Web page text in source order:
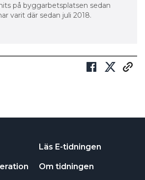
på byggarbetsplatsen sedan
varit där sedan juli 2018.
Läs E-tidningen
Om tidningen